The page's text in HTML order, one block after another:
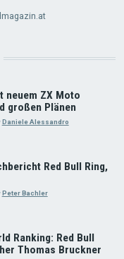
neuem ZX Moto
großen Plänen
Daniele Alessandro
Red Bull Ring,
Peter Bachler
Ranking: Red Bull
Thomas Bruckner